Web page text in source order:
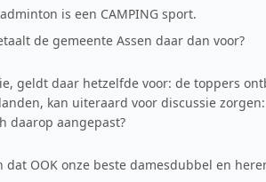
is een CAMPING sport.
de gemeente Assen daar dan voor?
geldt daar hetzelfde voor: de toppers
kan uiteraard voor discussie
daarop aangepast?
dat OOK onze beste damesdubbel en